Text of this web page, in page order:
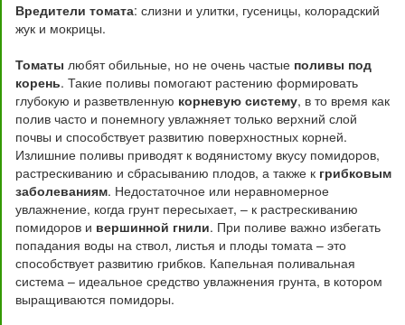
Вредители томата: слизни и улитки, гусеницы, колорадский
жук и мокрицы.
Томаты любят обильные, но не очень частые поливы под
корень. Такие поливы помогают растению формировать
глубокую и разветвленную корневую систему, в то время как
полив часто и понемногу увлажняет только верхний слой
почвы и способствует развитию поверхностных корней.
Излишние поливы приводят к водянистому вкусу помидоров,
растрескиванию и сбрасыванию плодов, а также к грибковым
заболеваниям. Недостаточное или неравномерное
увлажнение, когда грунт пересыхает, – к растрескиванию
помидоров и вершинной гнили. При поливе важно избегать
попадания воды на ствол, листья и плоды томата – это
способствует развитию грибков. Капельная поливальная
система – идеальное средство увлажнения грунта, в котором
выращиваются помидоры.